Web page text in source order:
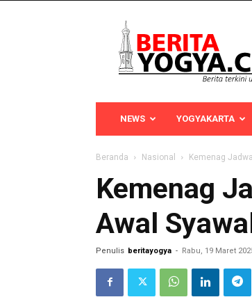
Yogya
NEWS YOGYAKARTA
Beranda Nasional Kemenag
Kemenag
Awal
Penulis beritayogya - Rabu, 19 Maret